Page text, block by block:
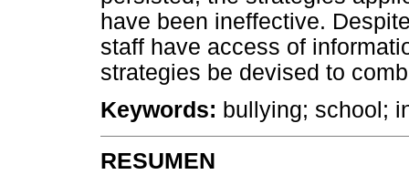
have been ineffective.
staff have access of
strategies be devised to
Keywords: bullying; school;
RESUMEN